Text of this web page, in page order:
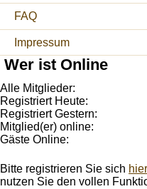
FAQ
Impressum
Wer ist Online
Alle Mitglieder:
Registriert Heute:
Registriert Gestern:
Mitglied(er) online:
Gäste Online:
Bitte registrieren Sie sich hier
nutzen Sie den vollen